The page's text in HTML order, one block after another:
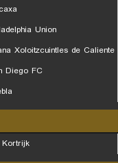
Union
Diego FC